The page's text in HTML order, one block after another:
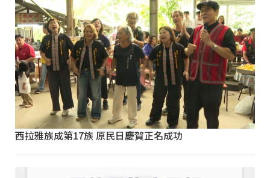
西拉雅族成第17族 原民日慶賀正名成功